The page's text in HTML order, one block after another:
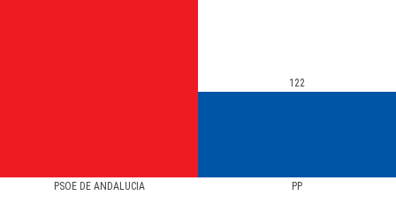
PSOE DE ANDALUCIA PP
122